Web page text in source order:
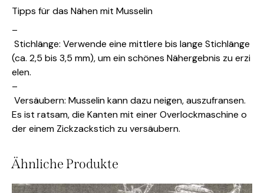
Tipps für das Nähen mit Musselin
–
Stichlänge: Verwende eine mittlere bis lange Stichlänge
(ca. 2,5 bis 3,5 mm), um ein schönes Nähergebnis zu erzi
elen.
–
Versäubern: Musselin kann dazu neigen, auszufransen.
Es ist ratsam, die Kanten mit einer Overlockmaschine o
der einem Zickzackstich zu versäubern.
Ähnliche Produkte